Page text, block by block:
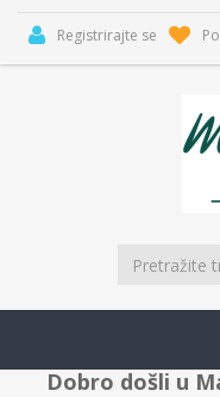
Registrirajte se
Dobro došli u